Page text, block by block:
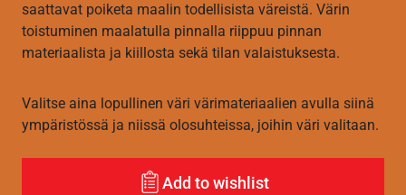
saattavat poiketa maalin todellisista väreistä. Värin
toistuminen maalatulla pinnalla riippuu pinnan
materiaalista ja kiillosta sekä tilan valaistuksesta.
Valitse aina lopullinen väri värimateriaalien avulla siinä
ympäristössä ja niissä olosuhteissa, joihin väri valitaan.
Add to wishlist